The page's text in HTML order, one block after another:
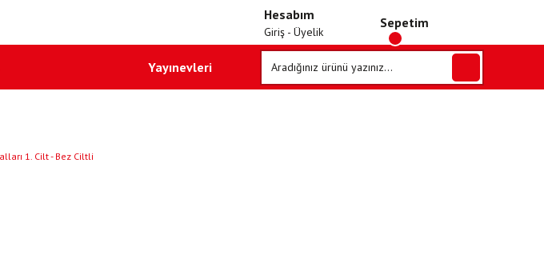
Hesabım
Giriş - Üyelik
Sepetim
Yayınevleri